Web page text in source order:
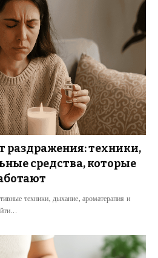
раздражения: техники,
средства, которые
техники, дыхание, ароматерапия и